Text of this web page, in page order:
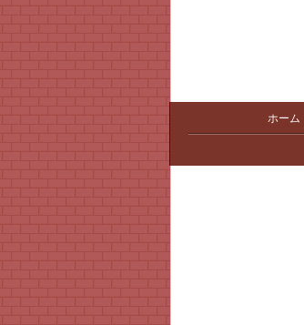
ホーム